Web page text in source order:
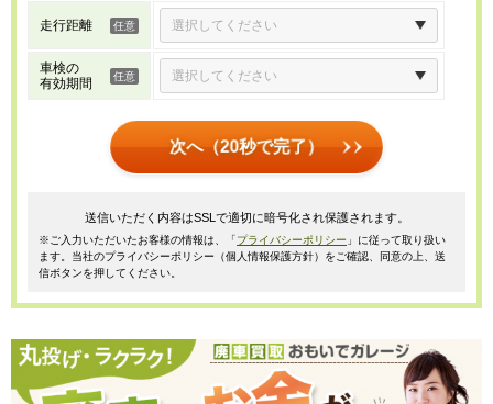
走行距離
車検の
有効期間
次へ（20秒で完了）
送信いただく内容はSSLで適切に暗号化され保護されます。
※ご入力いただいたお客様の情報は、「プライバシーポリシー 」に従って取り扱い
ます。当社のプライバシーポリシー（個人情報保護方針）をご確認、同意の上、送
信ボタンを押してください。